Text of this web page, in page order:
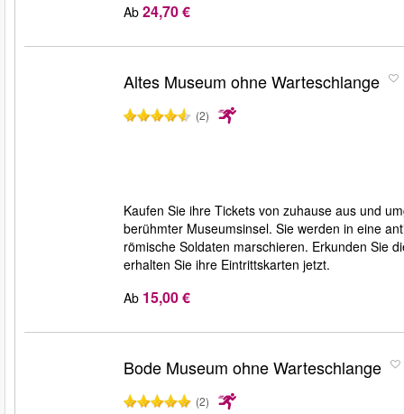
Ab 24,70 €
Altes Museum ohne Warteschlange
(2)
Kaufen Sie ihre Tickets von zuhause aus und
berühmter Museumsinsel. Sie werden in eine
römische Soldaten marschieren. Erkunden Sie
erhalten Sie ihre Eintrittskarten jetzt.
Ab 15,00 €
Bode Museum ohne Warteschlange
(2)